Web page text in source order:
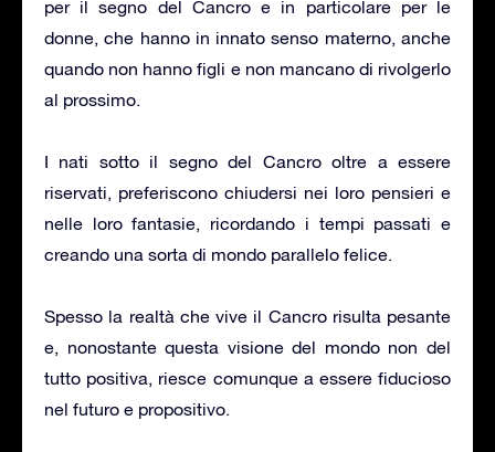
per il segno del Cancro e in particolare per le
donne, che hanno in innato senso materno, anche
quando non hanno figli e non mancano di rivolgerlo
al prossimo.
I nati sotto il segno del Cancro oltre a essere
riservati, preferiscono chiudersi nei loro pensieri e
nelle loro fantasie, ricordando i tempi passati e
creando una sorta di mondo parallelo felice.
Spesso la realtà che vive il Cancro risulta pesante
e, nonostante questa visione del mondo non del
tutto positiva, riesce comunque a essere fiducioso
nel futuro e propositivo.